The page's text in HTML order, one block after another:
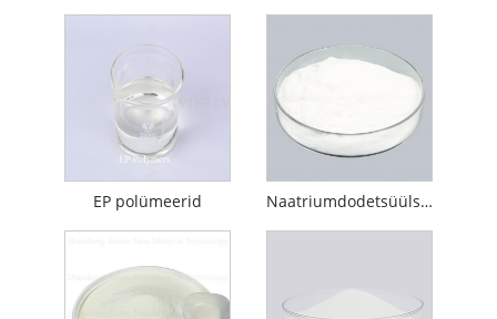
EP polümeerid Naatriumdodetsüülsulfaat